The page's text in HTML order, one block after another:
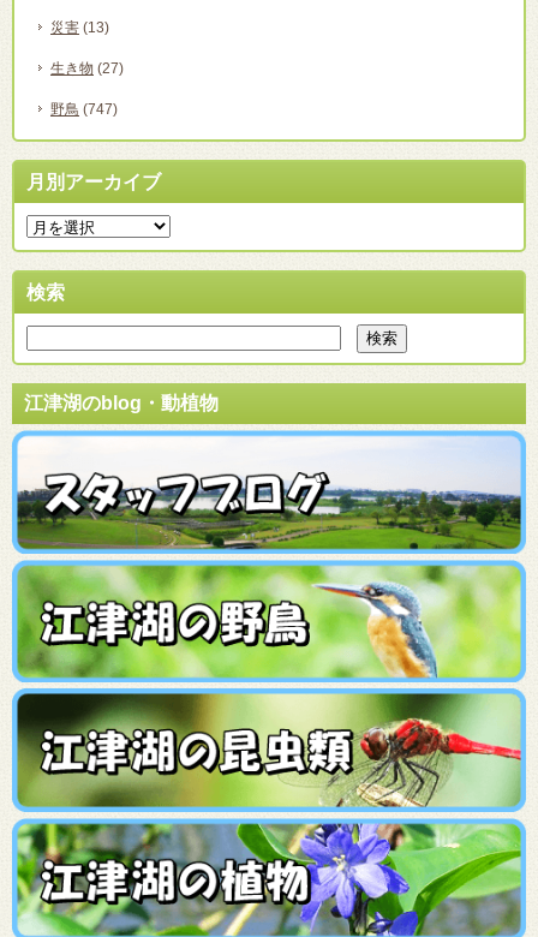
災害 (13)
生き物 (27)
野鳥 (747)
月別アーカイブ
検索
江津湖のblog・動植物